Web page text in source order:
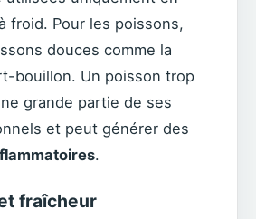
froid. Pour les poissons,
douces comme la
bouillon. Un poisson trop
grande partie de ses
et peut générer des
.
fraîcheur